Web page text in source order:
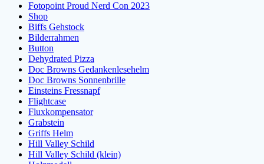
Fotopoint Proud Nerd Con 2023
Shop
Biffs Gehstock
Bilderrahmen
Button
Dehydrated Pizza
Doc Browns Gedankenlesehelm
Doc Browns Sonnenbrille
Einsteins Fressnapf
Flightcase
Fluxkompensator
Grabstein
Griffs Helm
Hill Valley Schild
Hill Valley Schild (klein)